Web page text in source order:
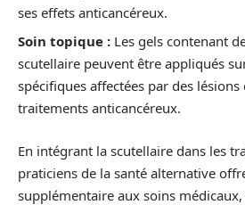
ses effets anticancéreux.
Soin topique : Les gels contenant
scutellaire peuvent être appliqués
spécifiques affectées par des lésions
traitements anticancéreux.
En intégrant la scutellaire dans les
praticiens de la santé alternative
supplémentaire aux soins